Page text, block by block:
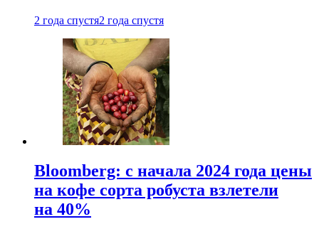
2 года спустя2 года спустя
Bloomberg: с начала 2024 года цены
на кофе сорта робуста взлетели
на 40%